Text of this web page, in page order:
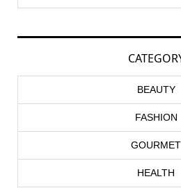
BEAUTY
FASHION
GOURMET
HEALTH